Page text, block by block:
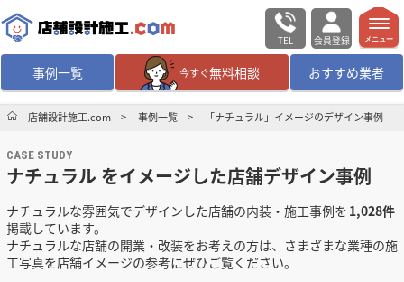
TEL 会員登録
事例一覧 今すぐ無料相談 おすすめ業者
無料相談 ログイン／会員登録
デザイン設計・施工 業者を探す
店舗・商業施設の施工事例を探す
マッチング案件一覧
メニュー
店舗設計施工.com 事例一覧 「ナチュラル」イメージのデザイン事例
CASE STUDY
ナチュラル をイメージした店舗デザイン事例
ナチュラルな雰囲気でデザインした店舗の内装・施工事例を 1,028件
掲載しています。
ナチュラルな店舗の開業・改装をお考えの方は、さまざまな業種の施
工写真を店舗イメージの参考にぜひご覧ください。